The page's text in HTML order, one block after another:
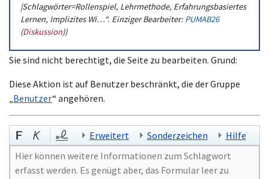
|Schlagwörter=Rollenspiel, Lehrmethode, Erfahrungsbasiertes
Lernen, Implizites Wi…“. Einziger Bearbeiter: PUMAB26
(Diskussion))
Sie sind nicht berechtigt, die Seite zu bearbeiten. Grund:
Diese Aktion ist auf Benutzer beschränkt, die der Gruppe
Benutzer“ angehören.
Erweitert Sonderzeichen Hilfe